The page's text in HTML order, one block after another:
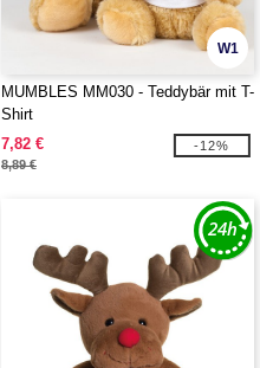
W1
MUMBLES MM030 - Teddybär mit T-
Shirt
7,82 €
8,89 €
-12%